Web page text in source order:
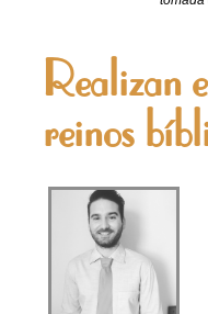
Realizan
reinos